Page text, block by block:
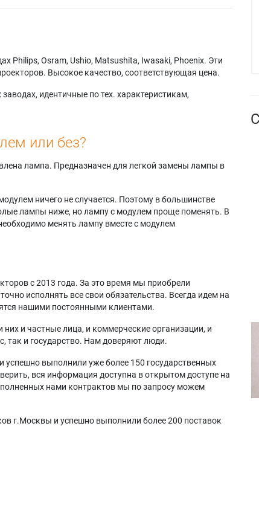
Philips, Osram, Ushio, Matsushita, Iwasaki, Phoenix. Эти
Высокое качество, соответствующая цена.
идентичные по тех. характеристикам,
или без?
лампа. Предназначен для легкой замены лампы в
ничего не случается. Поэтому в большинстве
лампы ниже, но лампу с модулем проще поменять. В
менять лампу вместе с модулем
с 2013 года. За это время мы приобрели
исполнять все свои обязательства. Всегда идем на
нашими постоянными клиентами.
и частные лица, и коммерческие организации, и
так и государство. Нам доверяют люди.
успешно выполнили уже более 150 государственных
вся информация доступна в открытом доступе на
нами контрактов мы по запросу можем
г.Москвы и успешно выполнили более 200 поставок